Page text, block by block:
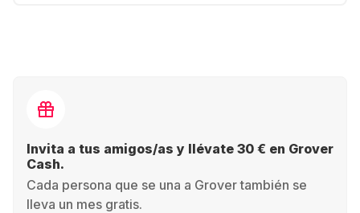
Invita a tus amigos/as y llévate 30 € en Grover
Cash.
Cada persona que se una a Grover también se
lleva un mes gratis.